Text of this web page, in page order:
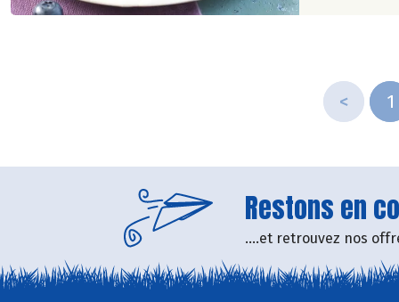
< 1
Restons en
....et retrouvez nos